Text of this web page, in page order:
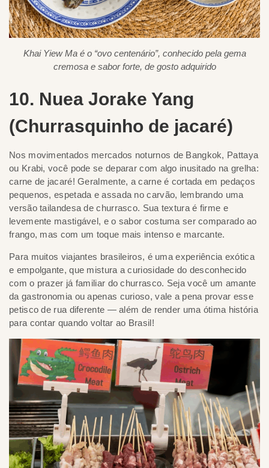
Khai Yiew Ma é o “ovo centenário”, conhecido pela gema
cremosa e sabor forte, de gosto adquirido
10. Nuea Jorake Yang
(Churrasquinho de jacaré)
Nos movimentados mercados noturnos de Bangkok, Pattaya
ou Krabi, você pode se deparar com algo inusitado na grelha:
carne de jacaré! Geralmente, a carne é cortada em pedaços
pequenos, espetada e assada no carvão, lembrando uma
versão tailandesa de churrasco. Sua textura é firme e
levemente mastigável, e o sabor costuma ser comparado ao
frango, mas com um toque mais intenso e marcante.
Para muitos viajantes brasileiros, é uma experiência exótica
e empolgante, que mistura a curiosidade do desconhecido
com o prazer já familiar do churrasco. Seja você um amante
da gastronomia ou apenas curioso, vale a pena provar esse
petisco de rua diferente — além de render uma ótima história
para contar quando voltar ao Brasil!